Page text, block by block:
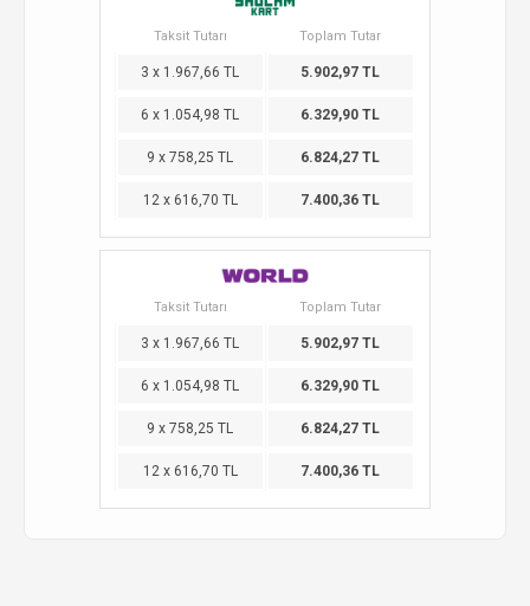
Taksit Tutarı Toplam Tutar
3 x 1.967,66 TL 5.902,97 TL
6 x 1.054,98 TL 6.329,90 TL
9 x 758,25 TL 6.824,27 TL
12 x 616,70 TL 7.400,36 TL
Taksit Tutarı Toplam Tutar
3 x 1.967,66 TL 5.902,97 TL
6 x 1.054,98 TL 6.329,90 TL
9 x 758,25 TL 6.824,27 TL
12 x 616,70 TL 7.400,36 TL